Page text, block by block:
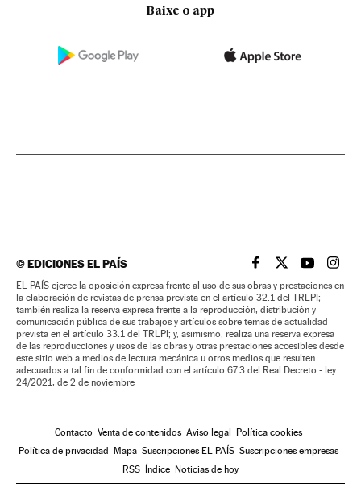
Baixe o app
©EDICIONES EL PAÍS EL PAÍS BRASIL EN
EL PAÍSEL PAÍS
EL
EL PAÍS ejerce la oposición expresa frente al uso de sus obras y prestaciones en
la elaboración de revistas de prensa prevista en el artículo 32.1 del TRLPI;
también realiza la reserva expresa frente a la reproducción, distribución y
comunicación pública de sus trabajos y artículos sobre temas de actualidad
prevista en el artículo 33.1 del TRLPI; y, asimismo, realiza una reserva expresa
de las reproducciones y usos de las obras y otras prestaciones accesibles desde
este sitio web a medios de lectura mecánica u otros medios que resulten
adecuados a tal fin de conformidad con el artículo 67.3 del Real Decreto - ley
24/2021, de 2 de noviembre
Contacto Venta de contenidos Aviso legal
Política cookies
Política de privacidad
Mapa Suscripciones EL PAÍS Suscripciones empresas
RSS
Índice Noticias de hoy